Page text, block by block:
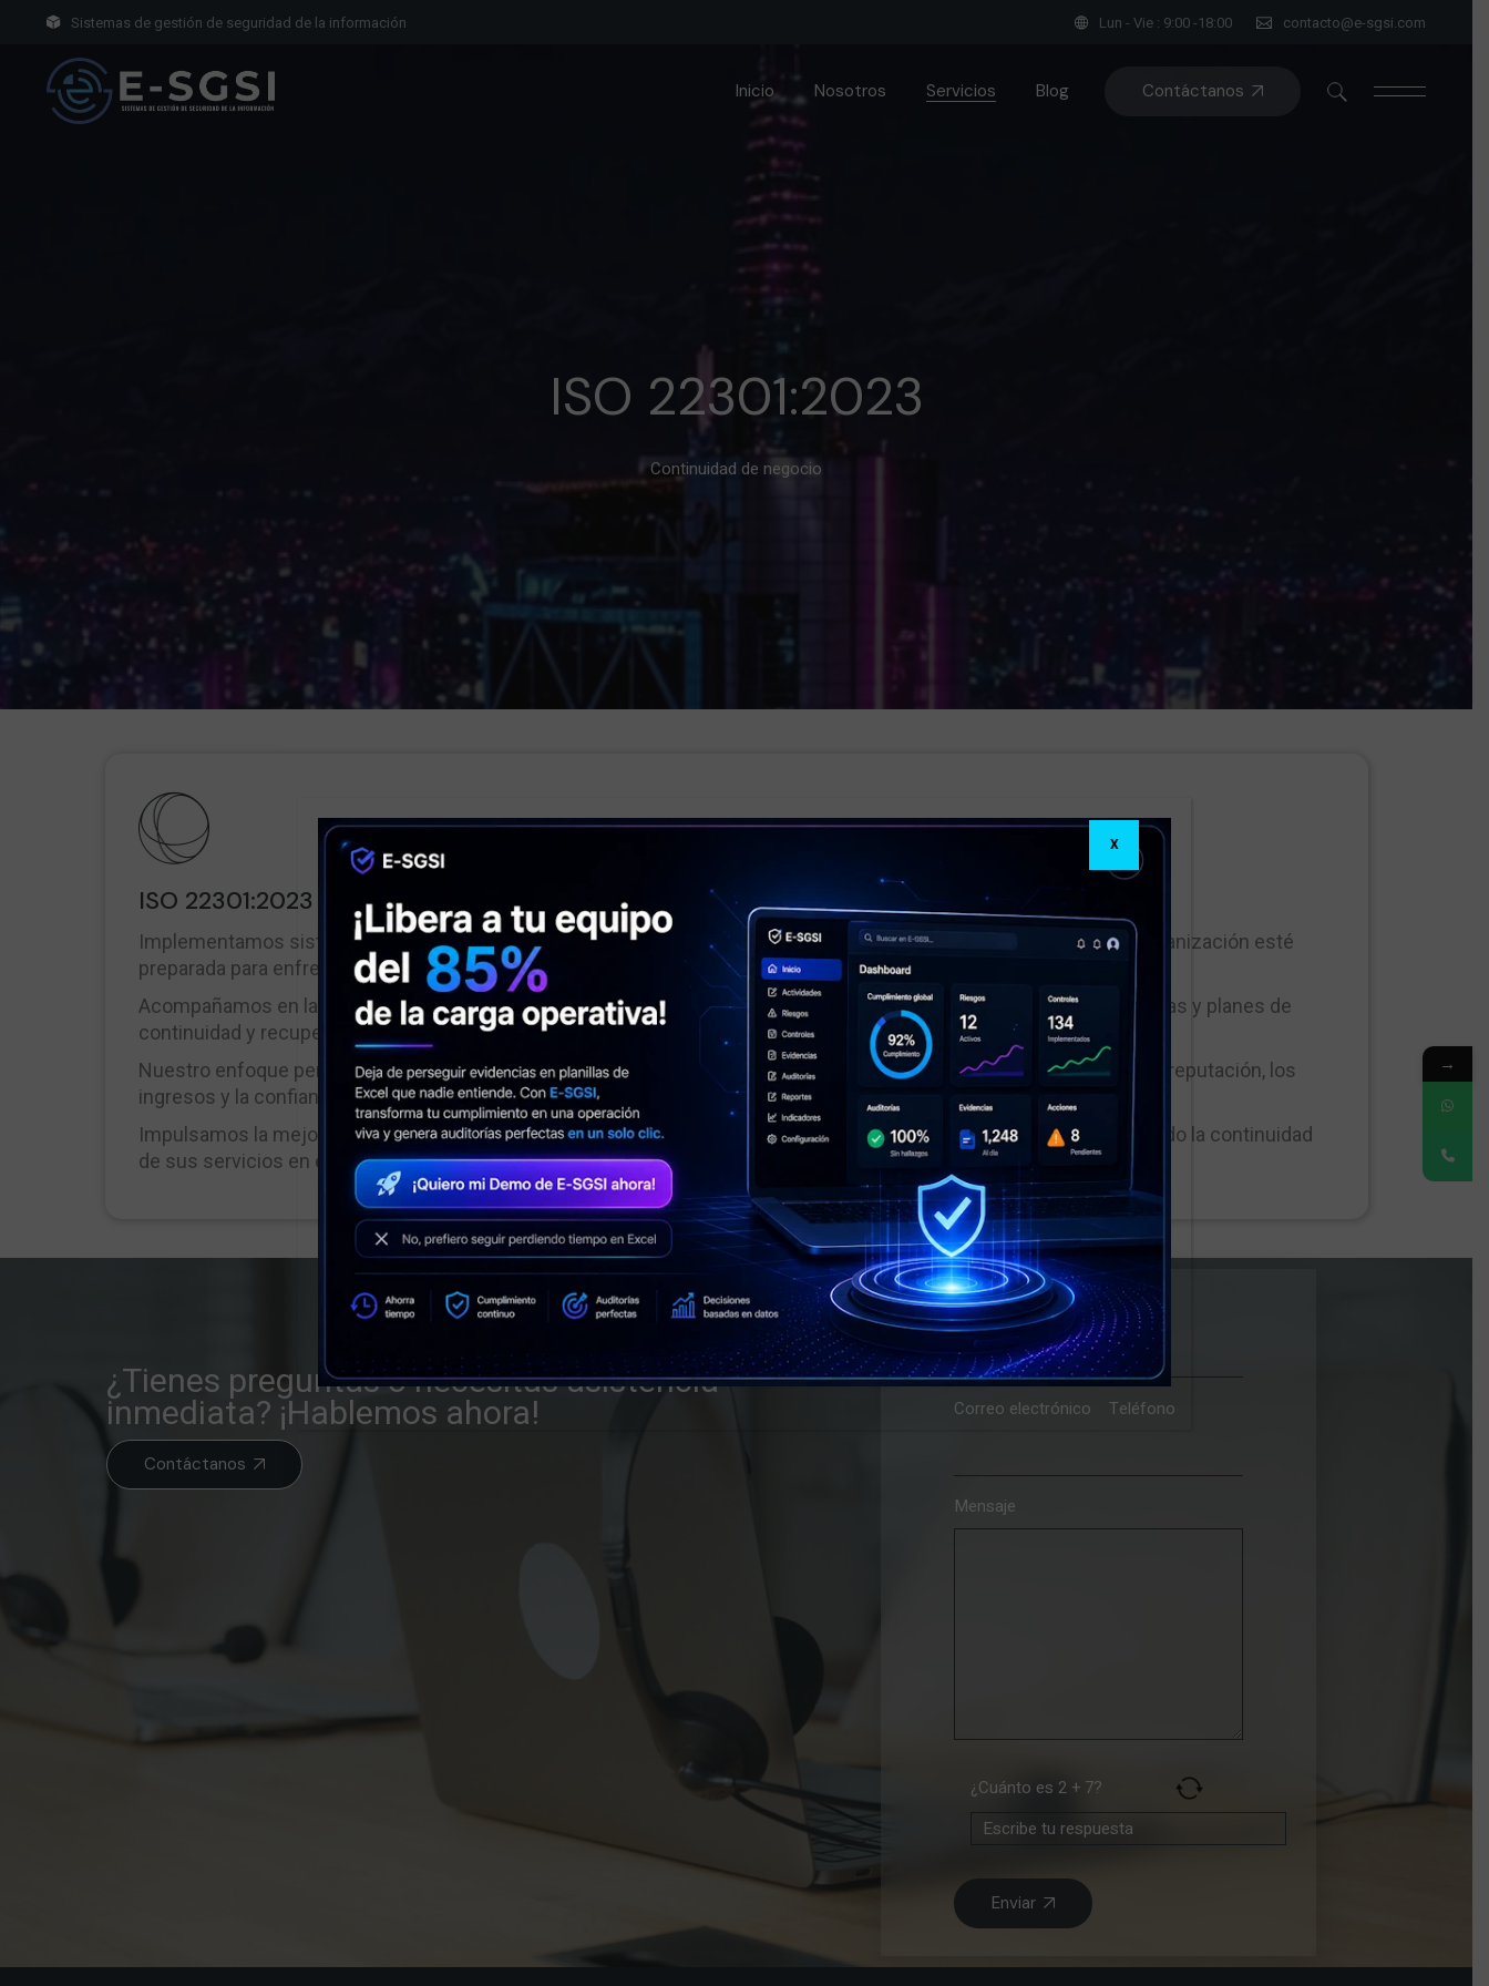
Sistemas de gestión de seguridad de la información Lun - Vie : 9:00 -18:00 contacto@e-sgsi.com
Inicio Nosotros Servicios
Awareness
Ciberinteligencia de
amenazas
Ejercicios prácticos de
HIPAA – Cumplimiento en
NCG 454 – Gestión de
RAN 20-9 – Continuidad de
sistemas y organizaciones
Blog Contáctanos
ISO 22301:2023
Continuidad de negocio
ISO 22301:2023 - Continuidad de negocio
Implementamos sistemas de gestión de continuidad de negocio basados en ISO 22301:2023, asegurando que su organización esté
preparada para enfrentar y superar eventos disruptivos.
Acompañamos en la identificación de procesos críticos y en el análisis de impacto al negocio, desarrollando estrategias y planes de
continuidad y recuperación adaptados a sus necesidades.
Nuestro enfoque permite mantener la operación durante contingencias, minimizando interrupciones y protegiendo la reputación, los
ingresos y la confianza de sus clientes.
Impulsamos la mejora continua de su capacidad de respuesta, fortaleciendo la resiliencia organizacional y garantizando la continuidad
de sus servicios en escenarios adversos.
¿Tienes preguntas o necesitas asistencia
inmediata? ¡Hablemos ahora!
Contáctanos
Nombre Empresa
Correo electrónico Teléfono
Mensaje
¿Cuánto es 2 + 7?
Enviar
X
→